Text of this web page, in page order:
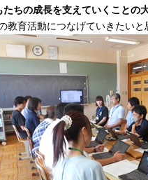
ちの成長を支えていくことの
育活動につなげていきたいと